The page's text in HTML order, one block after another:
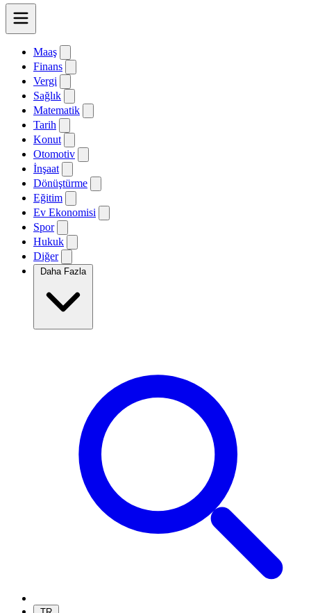
Maaş
Finans
Vergi
Sağlık
Matematik
Tarih
Konut
Otomotiv
İnşaat
Dönüştürme
Eğitim
Ev Ekonomisi
Spor
Hukuk
Diğer
Daha Fazla